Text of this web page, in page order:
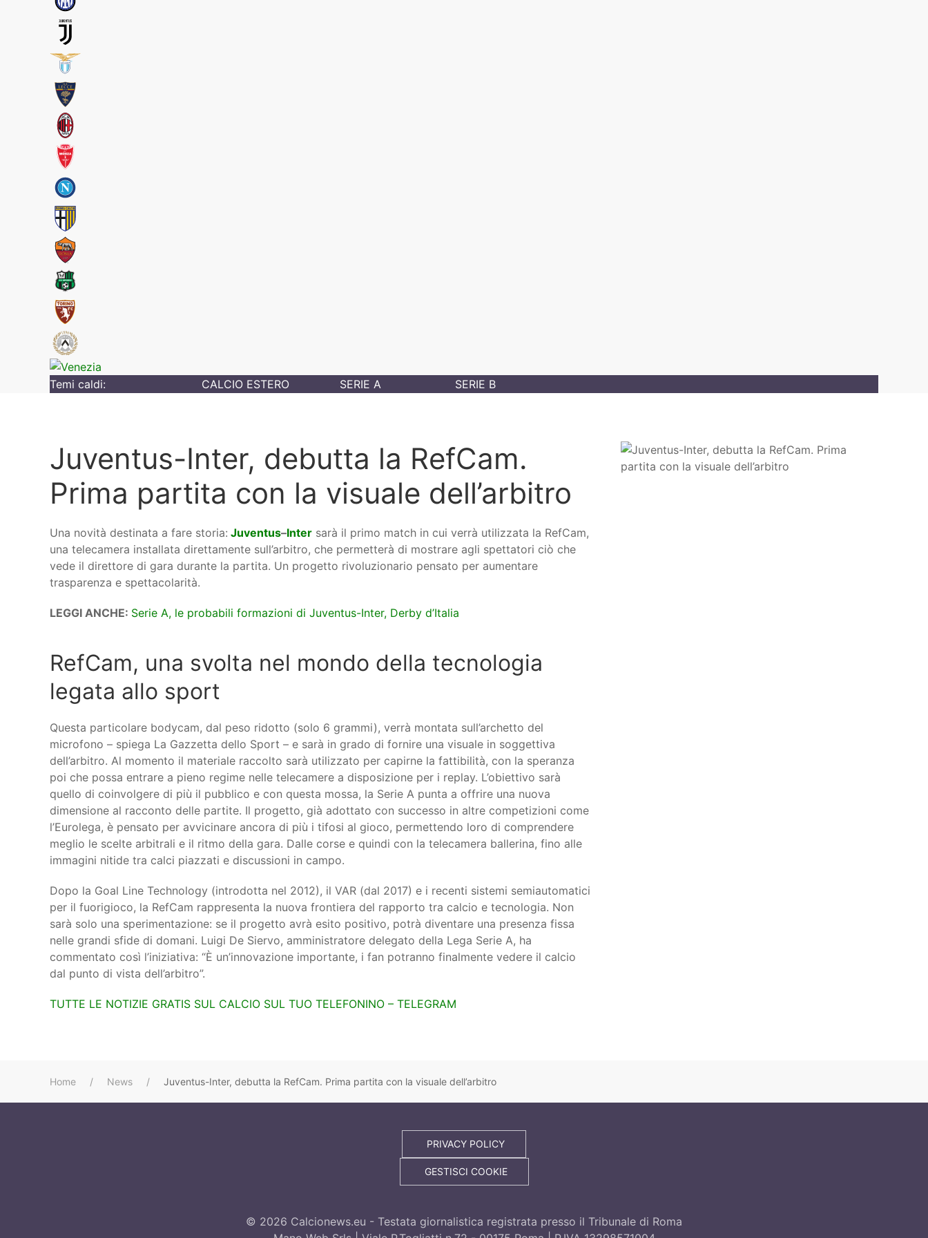
Temi caldi: CALCIO ESTERO SERIE A SERIE B
Juventus-Inter, debutta la RefCam.
Prima partita con la visuale dell’arbitro
Una novità destinata a fare storia: Juventus–Inter sarà il primo match in cui verrà utilizzata la RefCam,
una telecamera installata direttamente sull’arbitro, che permetterà di mostrare agli spettatori ciò che
vede il direttore di gara durante la partita. Un progetto rivoluzionario pensato per aumentare
trasparenza e spettacolarità.
LEGGI ANCHE: Serie A, le probabili formazioni di Juventus-Inter, Derby d’Italia
RefCam, una svolta nel mondo della tecnologia
legata allo sport
Questa particolare bodycam, dal peso ridotto (solo 6 grammi), verrà montata sull’archetto del
microfono – spiega La Gazzetta dello Sport – e sarà in grado di fornire una visuale in soggettiva
dell’arbitro. Al momento il materiale raccolto sarà utilizzato per capirne la fattibilità, con la speranza
poi che possa entrare a pieno regime nelle telecamere a disposizione per i replay. L’obiettivo sarà
quello di coinvolgere di più il pubblico e con questa mossa, la Serie A punta a offrire una nuova
dimensione al racconto delle partite. Il progetto, già adottato con successo in altre competizioni come
l’Eurolega, è pensato per avvicinare ancora di più i tifosi al gioco, permettendo loro di comprendere
meglio le scelte arbitrali e il ritmo della gara. Dalle corse e quindi con la telecamera ballerina, fino alle
immagini nitide tra calci piazzati e discussioni in campo.
Dopo la Goal Line Technology (introdotta nel 2012), il VAR (dal 2017) e i recenti sistemi semiautomatici
per il fuorigioco, la RefCam rappresenta la nuova frontiera del rapporto tra calcio e tecnologia. Non
sarà solo una sperimentazione: se il progetto avrà esito positivo, potrà diventare una presenza fissa
nelle grandi sfide di domani. Luigi De Siervo, amministratore delegato della Lega Serie A, ha
commentato così l’iniziativa: “È un’innovazione importante, i fan potranno finalmente vedere il calcio
dal punto di vista dell’arbitro”.
TUTTE LE NOTIZIE GRATIS SUL CALCIO SUL TUO TELEFONINO – TELEGRAM
Home News Juventus-Inter, debutta la RefCam. Prima partita con la visuale dell’arbitro
PRIVACY POLICY
GESTISCI COOKIE
© 2026 Calcionews.eu - Testata giornalistica registrata presso il Tribunale di Roma